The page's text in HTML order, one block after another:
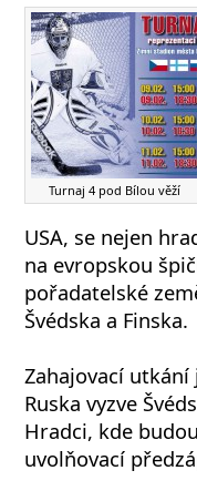
Turnaj 4 pod Bílou věží
USA, se nejen
na evropskou
pořadatelské
Švédska a Finska.
Zahajovací
Ruska vyzve
Hradci, kde
uvolňovací